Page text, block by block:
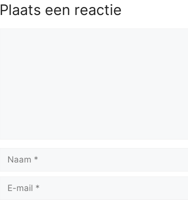
Plaats een reactie
mail